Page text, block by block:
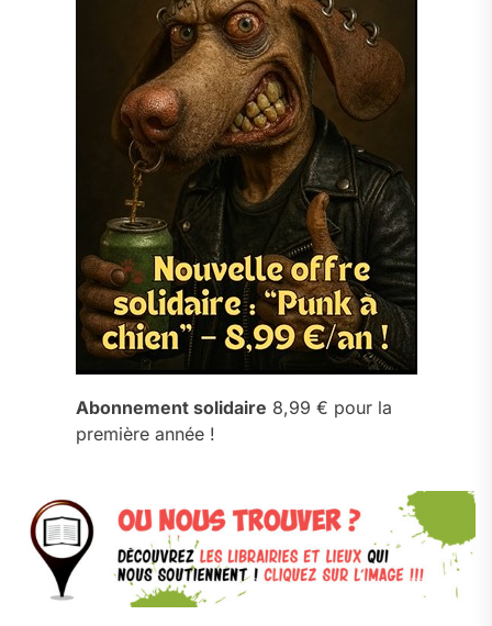
Abonnement solidaire 8,99 € pour la
première année !